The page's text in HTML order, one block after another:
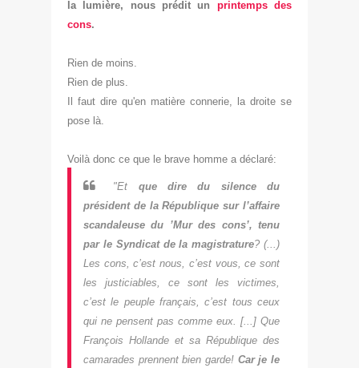
la lumière, nous prédit un printemps des
cons.
Rien de moins.
Rien de plus.
Il faut dire qu'en matière connerie, la droite se
pose là.
Voilà donc ce que le brave homme a déclaré:
"Et que dire du silence du
président de la République sur l’affaire
scandaleuse du ’Mur des cons’, tenu
par le Syndicat de la magistrature? (...)
Les cons, c’est nous, c’est vous, ce sont
les justiciables, ce sont les victimes,
c’est le peuple français, c’est tous ceux
qui ne pensent pas comme eux. [...] Que
François Hollande et sa République des
camarades prennent bien garde! Car je le